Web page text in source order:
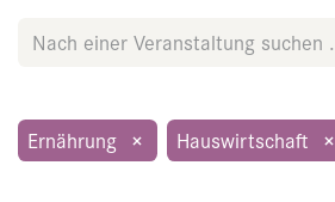
Ernährung × Hauswirtschaft ×